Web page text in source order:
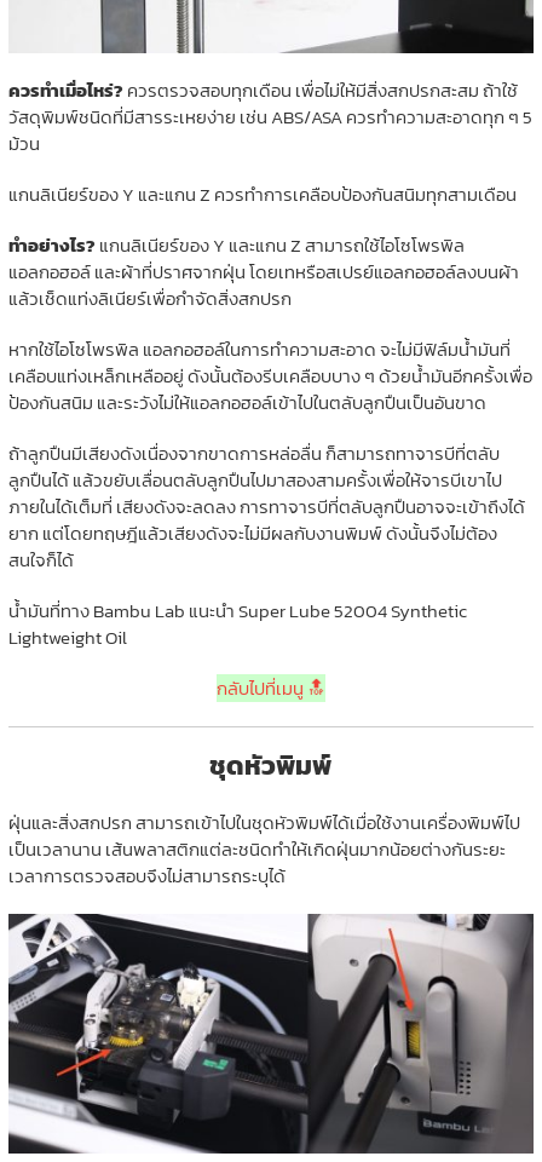
ควรทำเมื่อไหร่? ควรตรวจสอบทุกเดือน เพื่อไม่ให้มีสิ่งสกปรกสะสม ถ้าใช้
วัสดุพิมพ์ชนิดที่มีสารระเหยง่าย เช่น ABS/ASA ควรทำความสะอาดทุก ๆ 5
ม้วน
แกนลิเนียร์ของ Y และแกน Z ควรทำการเคลือบป้องกันสนิมทุกสามเดือน
ทำอย่างไร? แกนลิเนียร์ของ Y และแกน Z สามารถใช้ไอโซโพรพิล
แอลกอฮอล์ และผ้าที่ปราศจากฝุ่น โดยเทหรือสเปรย์แอลกอฮอล์ลงบนผ้า
แล้วเช็ดแท่งลิเนียร์เพื่อกำจัดสิ่งสกปรก
หากใช้ไอโซโพรพิล แอลกอฮอล์ในการทำความสะอาด จะไม่มีฟิล์มน้ำมันที่
เคลือบแท่งเหล็กเหลืออยู่ ดังนั้นต้องรีบเคลือบบาง ๆ ด้วยน้ำมันอีกครั้งเพื่อ
ป้องกันสนิม และระวังไม่ให้แอลกอฮอล์เข้าไปในตลับลูกปืนเป็นอันขาด
ถ้าลูกปืนมีเสียงดังเนื่องจากขาดการหล่อลื่น ก็สามารถทาจารบีที่ตลับ
ลูกปืนได้ แล้วขยับเลื่อนตลับลูกปืนไปมาสองสามครั้งเพื่อให้จารบีเขาไป
ภายในได้เต็มที่ เสียงดังจะลดลง การทาจารบีที่ตลับลูกปืนอาจจะเข้าถึงได้
ยาก แต่โดยทฤษฎีแล้วเสียงดังจะไม่มีผลกับงานพิมพ์ ดังนั้นจึงไม่ต้อง
สนใจก็ได้
น้ำมันที่ทาง Bambu Lab แนะนำ Super Lube 52004 Synthetic
Lightweight Oil
กลับไปที่เมนู 🔝
ชุดหัวพิมพ์
ฝุ่นและสิ่งสกปรก สามารถเข้าไปในชุดหัวพิมพ์ได้เมื่อใช้งานเครื่องพิมพ์ไป
เป็นเวลานาน เส้นพลาสติกแต่ละชนิดทำให้เกิดฝุ่นมากน้อยต่างกันระยะ
เวลาการตรวจสอบจึงไม่สามารถระบุได้